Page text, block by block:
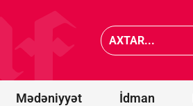
Mədəniyyət İdman
və iki strateji
tərəfdaşımız
yeni ittifaq
qurdu -Bakı
olunacaqmı?